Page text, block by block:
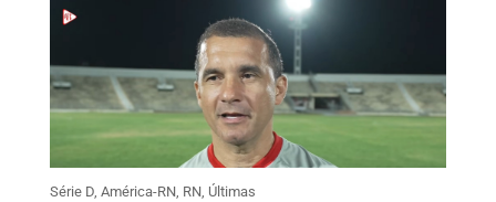
Série D, América-RN, RN, Últimas